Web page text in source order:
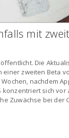
mit
Die
zweiten Beta
nachdem
sich
Zuwächse bei der